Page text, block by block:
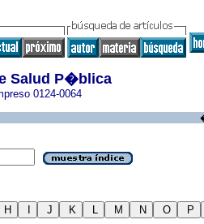
Salud P�blica
0124-0064